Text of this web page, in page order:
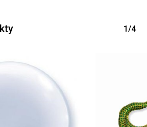
produktów w
koszyku.
WRÓĆ DO SKLEPU
1/4